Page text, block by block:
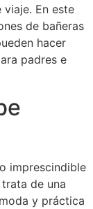
viaje. En este
de bañeras
hacer
padres e
imprescindible
de una
y práctica